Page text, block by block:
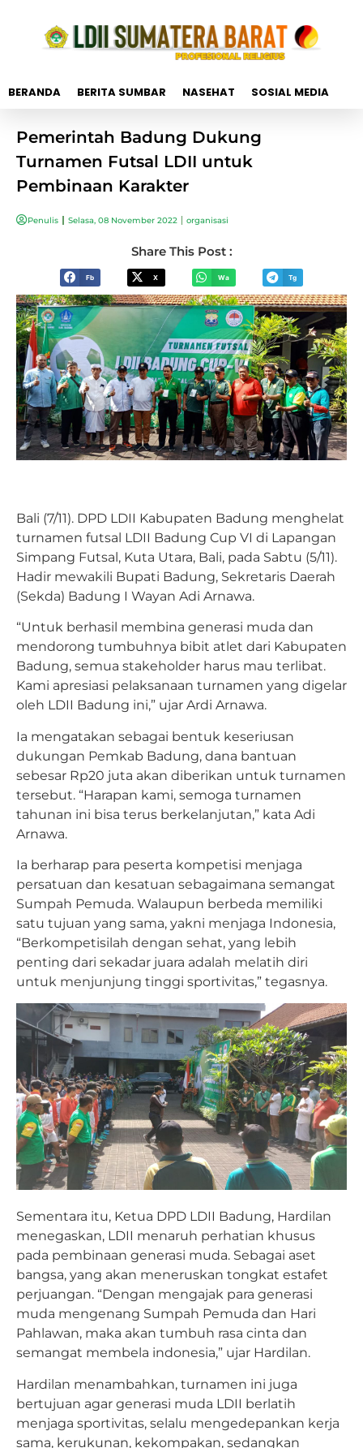
BERANDA BERITA SUMBAR NASEHAT SOSIAL MEDIA
Pemerintah Badung Dukung
Turnamen Futsal LDII untuk
Pembinaan Karakter
Penulis Selasa, 08 November 2022 organisasi
Share This Post :
Fb X Wa Tg
Bali (7/11). DPD LDII Kabupaten Badung menghelat
turnamen futsal LDII Badung Cup VI di Lapangan
Simpang Futsal, Kuta Utara, Bali, pada Sabtu (5/11).
Hadir mewakili Bupati Badung, Sekretaris Daerah
(Sekda) Badung I Wayan Adi Arnawa.
“Untuk berhasil membina generasi muda dan
mendorong tumbuhnya bibit atlet dari Kabupaten
Badung, semua stakeholder harus mau terlibat.
Kami apresiasi pelaksanaan turnamen yang digelar
oleh LDII Badung ini,” ujar Ardi Arnawa.
Ia mengatakan sebagai bentuk keseriusan
dukungan Pemkab Badung, dana bantuan
sebesar Rp20 juta akan diberikan untuk turnamen
tersebut. “Harapan kami, semoga turnamen
tahunan ini bisa terus berkelanjutan,” kata Adi
Arnawa.
Ia berharap para peserta kompetisi menjaga
persatuan dan kesatuan sebagaimana semangat
Sumpah Pemuda. Walaupun berbeda memiliki
satu tujuan yang sama, yakni menjaga Indonesia,
“Berkompetisilah dengan sehat, yang lebih
penting dari sekadar juara adalah melatih diri
untuk menjunjung tinggi sportivitas,” tegasnya.
Sementara itu, Ketua DPD LDII Badung, Hardilan
menegaskan, LDII menaruh perhatian khusus
pada pembinaan generasi muda. Sebagai aset
bangsa, yang akan meneruskan tongkat estafet
perjuangan. “Dengan mengajak para generasi
muda mengenang Sumpah Pemuda dan Hari
Pahlawan, maka akan tumbuh rasa cinta dan
semangat membela indonesia,” ujar Hardilan.
Hardilan menambahkan, turnamen ini juga
bertujuan agar generasi muda LDII berlatih
menjaga sportivitas, selalu mengedepankan kerja
sama, kerukunan, kekompakan, sedangkan